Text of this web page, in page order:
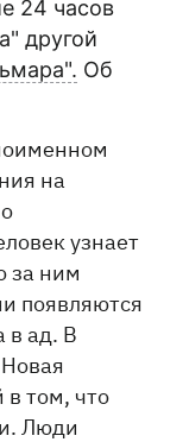
24 часов
другой
Об
на
узнает
за ним
появляются
в ад. В
в том, что
Люди